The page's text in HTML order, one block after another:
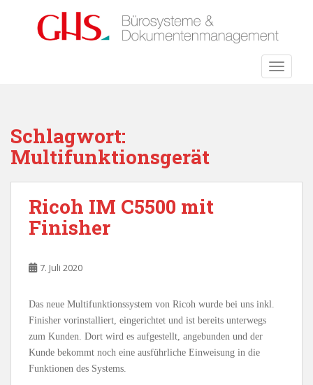
Schlagwort:
Multifunktionsgerät
Ricoh IM C5500 mit
Finisher
7. Juli 2020
Das neue Multifunktionssystem von Ricoh wurde bei uns inkl.
Finisher vorinstalliert, eingerichtet und ist bereits unterwegs
zum Kunden. Dort wird es aufgestellt, angebunden und der
Kunde bekommt noch eine ausführliche Einweisung in die
Funktionen des Systems.